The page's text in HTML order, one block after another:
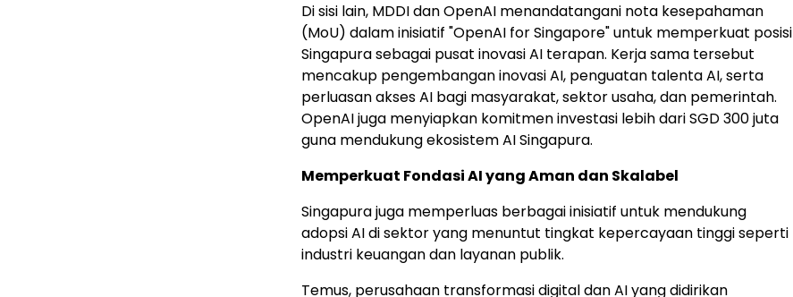
Di sisi lain, MDDI dan OpenAI menandatangani nota kesepahaman
(MoU) dalam inisiatif "OpenAI for Singapore" untuk memperkuat posisi
Singapura sebagai pusat inovasi AI terapan. Kerja sama tersebut
mencakup pengembangan inovasi AI, penguatan talenta AI, serta
perluasan akses AI bagi masyarakat, sektor usaha, dan pemerintah.
OpenAI juga menyiapkan komitmen investasi lebih dari SGD 300 juta
guna mendukung ekosistem AI Singapura.
Memperkuat Fondasi AI yang Aman dan Skalabel
Singapura juga memperluas berbagai inisiatif untuk mendukung
adopsi AI di sektor yang menuntut tingkat kepercayaan tinggi seperti
industri keuangan dan layanan publik.
Temus, perusahaan transformasi digital dan AI yang didirikan